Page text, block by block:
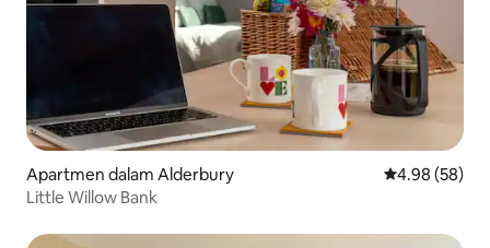
Apartmen dalam Alderbury Penarafan
4.98 (58)
Little Willow Bank